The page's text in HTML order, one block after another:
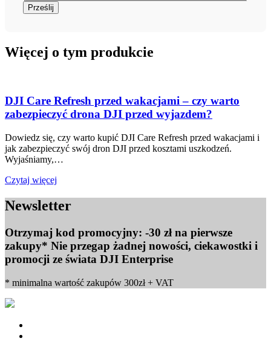
Prześlij
Więcej o tym produkcie
DJI Care Refresh przed wakacjami – czy warto
zabezpieczyć drona DJI przed wyjazdem?
Dowiedz się, czy warto kupić DJI Care Refresh przed wakacjami i
jak zabezpieczyć swój dron DJI przed kosztami uszkodzeń.
Wyjaśniamy,…
Czytaj więcej
Newsletter
Otrzymaj kod promocyjny: -30 zł na pierwsze
zakupy* Nie przegap żadnej nowości, ciekawostki i
promocji ze świata DJI Enterprise
* minimalna wartość zakupów 300zł + VAT